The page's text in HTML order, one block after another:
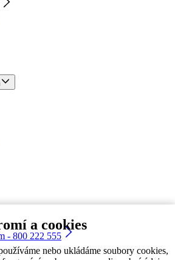
a cookies
nebo ukládáme soubory cookies,
- 800 222 555